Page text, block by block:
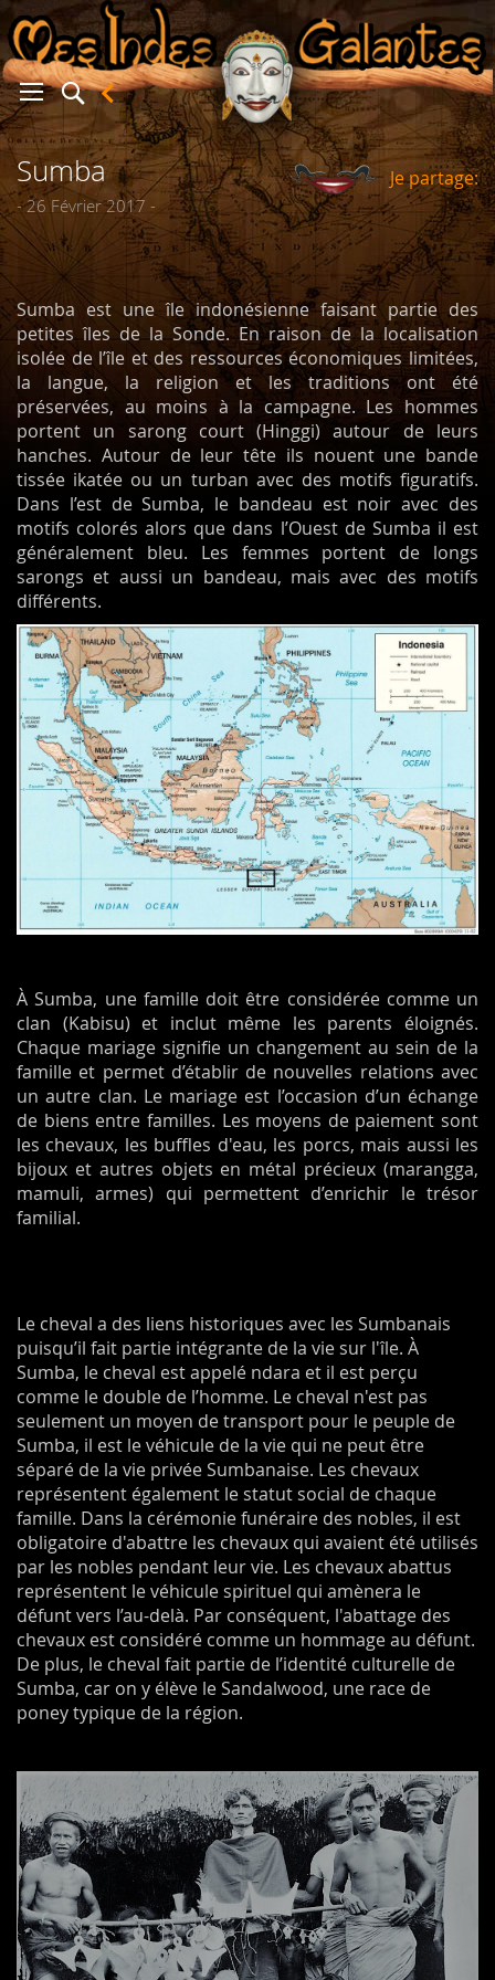
Sumba
- 26 Février 2017 -
Je partage:
Sumba est une île indonésienne faisant partie des
petites îles de la Sonde. En raison de la localisation
isolée de l’île et des ressources économiques limitées,
la langue, la religion et les traditions ont été
préservées, au moins à la campagne. Les hommes
portent un sarong court (Hinggi) autour de leurs
hanches. Autour de leur tête ils nouent une bande
tissée ikatée ou un turban avec des motifs figuratifs.
Dans l’est de Sumba, le bandeau est noir avec des
motifs colorés alors que dans l’Ouest de Sumba il est
généralement bleu. Les femmes portent de longs
sarongs et aussi un bandeau, mais avec des motifs
différents.
À Sumba, une famille doit être considérée comme un
clan (Kabisu) et inclut même les parents éloignés.
Chaque mariage signifie un changement au sein de la
famille et permet d’établir de nouvelles relations avec
un autre clan. Le mariage est l’occasion d’un échange
de biens entre familles. Les moyens de paiement sont
les chevaux, les buffles d'eau, les porcs, mais aussi les
bijoux et autres objets en métal précieux (marangga,
mamuli, armes) qui permettent d’enrichir le trésor
familial.
Le cheval a des liens historiques avec les Sumbanais
puisqu’il fait partie intégrante de la vie sur l'île. À
Sumba, le cheval est appelé ndara et il est perçu
comme le double de l’homme. Le cheval n'est pas
seulement un moyen de transport pour le peuple de
Sumba, il est le véhicule de la vie qui ne peut être
séparé de la vie privée Sumbanaise. Les chevaux
représentent également le statut social de chaque
famille. Dans la cérémonie funéraire des nobles, il est
obligatoire d'abattre les chevaux qui avaient été utilisés
par les nobles pendant leur vie. Les chevaux abattus
représentent le véhicule spirituel qui amènera le
défunt vers l’au-delà. Par conséquent, l'abattage des
chevaux est considéré comme un hommage au défunt.
De plus, le cheval fait partie de l’identité culturelle de
Sumba, car on y élève le Sandalwood, une race de
poney typique de la région.